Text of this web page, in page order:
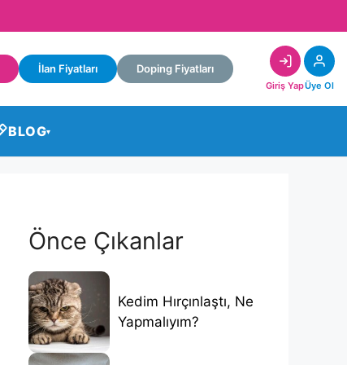
İlan Fiyatları Doping Fiyatları
Giriş YapÜye Ol
BLOG▾
Önce Çıkanlar
Kedim Hırçınlaştı, Ne
Yapmalıyım?